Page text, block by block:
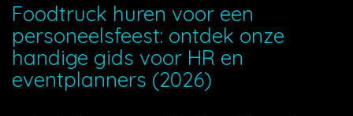
Foodtruck huren voor een
personeelsfeest: ontdek onze
handige gids voor HR en
eventplanners (2026)